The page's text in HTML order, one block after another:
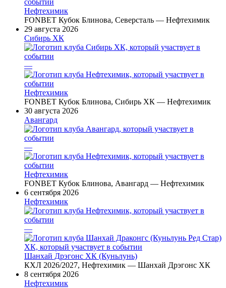
Нефтехимик
FONBET Кубок Блинова, Северсталь — Нефтехимик
29 августа 2026
Сибирь ХК
—
Нефтехимик
FONBET Кубок Блинова, Сибирь ХК — Нефтехимик
30 августа 2026
Авангард
—
Нефтехимик
FONBET Кубок Блинова, Авангард — Нефтехимик
6 сентября 2026
Нефтехимик
—
Шанхай Дрэгонс ХК (Куньлунь)
КХЛ 2026/2027, Нефтехимик — Шанхай Дрэгонс ХК
8 сентября 2026
Нефтехимик